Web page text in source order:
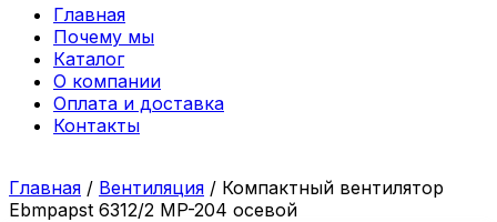
Главная
Почему мы
Каталог
О компании
Оплата и доставка
Контакты
Главная / Вентиляция / Компактный вентилятор
Ebmpapst 6312/2 MP-204 осевой